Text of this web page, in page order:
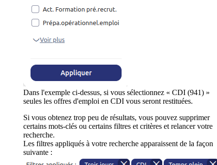
Dans l'exemple ci-dessus, si vous sélectionnez « CDI (941) »
seules les offres d'emploi en CDI vous seront restituées.
Si vous obtenez trop peu de résultats, vous pouvez supprimer
certains mots-clés ou certains filtres et critères et relancer votre
recherche.
Les filtres appliqués à votre recherche apparaissent de la façon
suivante :